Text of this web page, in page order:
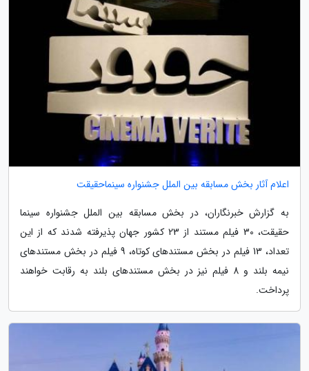
اعلام آثار بخش مسابقه بین الملل جشنواره سینماحقیقت
به گزارش خبرنگاران، در بخش مسابقه بین الملل جشنواره سینما
حقیقت، 30 فیلم مستند از 23 کشور جهان پذیرفته شدند که از این
تعداد، 13 فیلم در بخش مستندهای کوتاه، 9 فیلم در بخش مستندهای
نیمه بلند و 8 فیلم نیز در بخش مستندهای بلند به رقابت خواهند
پرداخت.